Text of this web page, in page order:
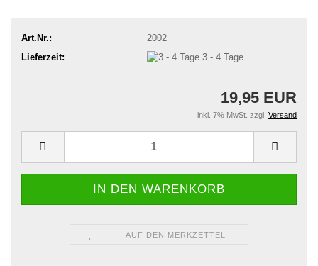
Art.Nr.:
2002
Lieferzeit:
3 - 4 Tage
19,95 EUR
inkl. 7% MwSt. zzgl. Versand
AUF DEN MERKZETTEL